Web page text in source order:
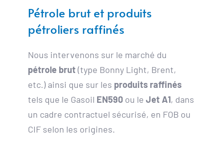
Pétrole brut et produits
pétroliers raffinés
pétrole brut (type Bonny Light, Brent,
etc.) ainsi que sur les produits raffinés
tels que le Gasoil EN590 ou le Jet A1, dans
un cadre contractuel sécurisé, en FOB ou
CIF selon les origines.